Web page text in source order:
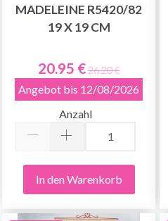
MADELEINE R5420/82
19 X 19 CM
20.95 €26.20 €
Angebot bis 12/08/2026
Anzahl
In den Warenkorb